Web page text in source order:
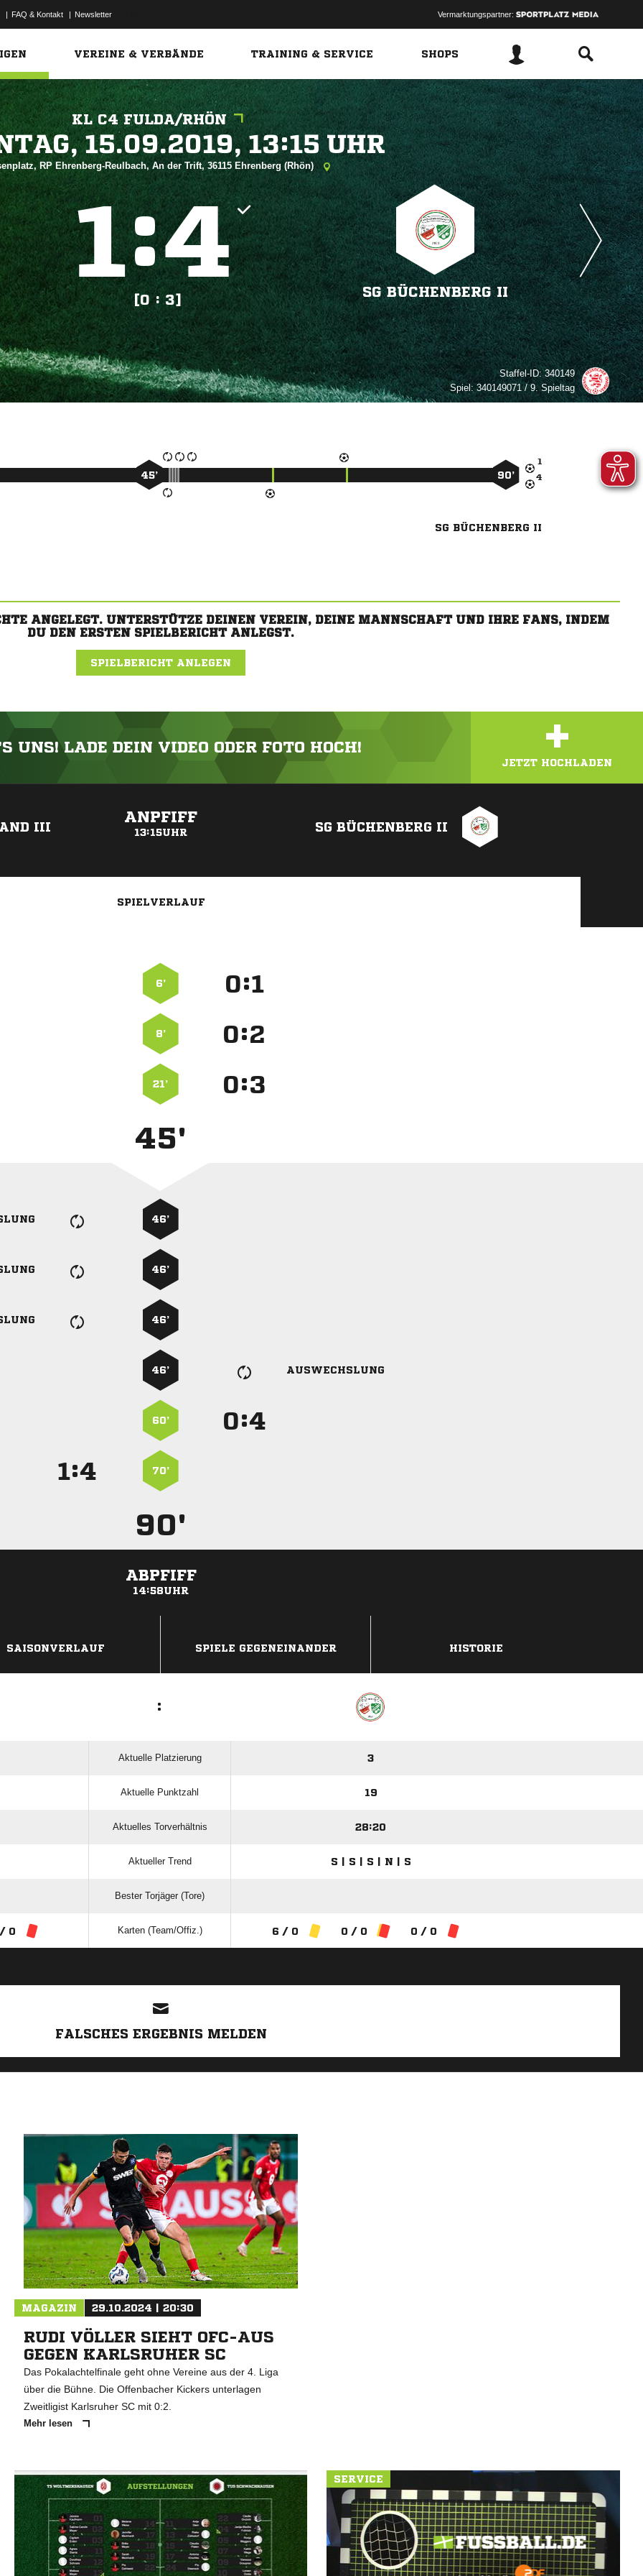
| FAQ & Kontakt | Newsletter Vermarktungspartner:
VEREINE & VERBÄNDE TRAINING & SERVICE SHOPS
KL C4 FULDA/RHÖN
  
RP Ehrenberg-Reulbach, An der Trift, 36115 Ehrenberg (Rhön)
:
[0 : 3]
SG BÜCHENBERG II
Staffel-ID:340149
Spiel:340149071 / 9. Spieltag


45’ 90’
SG BÜCHENBERG II
ANGELEGT. UNTERSTÜTZE DEINEN VEREIN, DEINE MANNSCHAFT UND IHRE FANS, INDEM
DU DEN ERSTEN SPIELBERICHT ANLEGST.
SPIELBERICHT ANLEGEN
UNS! LADE DEIN VIDEO ODER FOTO HOCH! +
JETZT HOCHLADEN
III
ANPFIFF
13:15UHR SG BÜCHENBERG II
SPIELVERLAUF
6’ :
8’ :
21’ :
45'
46’
46’
46’
46’ AUSWECHSLUNG
60’ :
: 70’
90'
ABPFIFF
14:58UHR
SAISONVERLAUF SPIELE GEGENEINANDER HISTORIE
:
Aktuelle Platzierung 3
Aktuelle Punktzahl 19
Aktuelles Torverhältnis 28:20
Aktueller Trend S | S | S | N | S
Bester Torjäger (Tore)
0 Karten (Team/Offiz.) 6 / 0 0 / 0 0 / 0
FALSCHES ERGEBNIS MELDEN
MAGAZIN 29.10.2024 | 20:30
RUDI VÖLLER SIEHT OFC-AUS
GEGEN KARLSRUHER SC
Das Pokalachtelfinale geht ohne Vereine aus der 4. Liga
über die Bühne. Die Offenbacher Kickers unterlagen
Zweitligist Karlsruher SC mit 0:2.
Mehr lesen
SERVICE